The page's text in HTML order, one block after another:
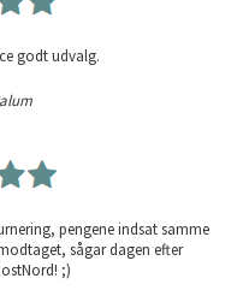
godt udvalg.
pengene indsat samme
sågar dagen efter
;)